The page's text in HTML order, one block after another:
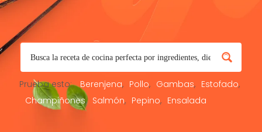
Prueba esto: Berenjena Pollo Gambas
Estofado
Champiñones
Salmón Pepino Ensalada